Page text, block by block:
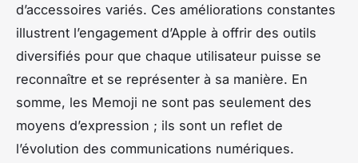
d’accessoires variés. Ces améliorations constantes
illustrent l’engagement d’Apple à offrir des outils
diversifiés pour que chaque utilisateur puisse se
reconnaître et se représenter à sa manière. En
somme, les Memoji ne sont pas seulement des
moyens d’expression ; ils sont un reflet de
l’évolution des communications numériques.